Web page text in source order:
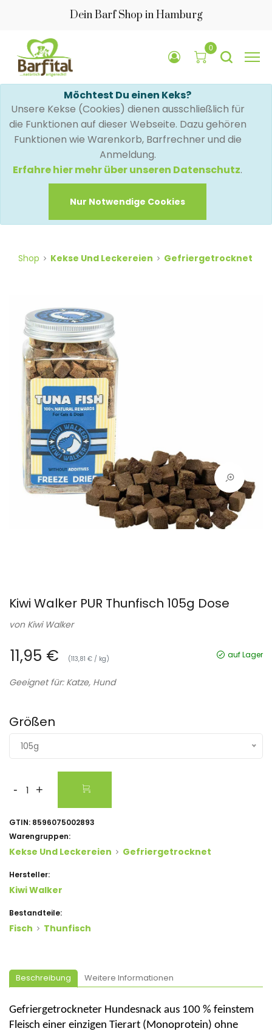
Dein Barf Shop in Hamburg
0
Möchtest Du einen Keks?
Unsere Kekse (Cookies) dienen ausschließlich für
die Funktionen auf dieser Webseite. Dazu gehören
Funktionen wie Warenkorb, Barfrechner und die
Anmeldung.
Erfahre hier mehr über unseren Datenschutz.
Nur Notwendige Cookies
Shop Kekse Und Leckereien Gefriergetrocknet
Kiwi Walker PUR Thunfisch 105g Dose
von Kiwi Walker
11,95 € (113,81 € / kg) auf Lager
Geeignet für: Katze, Hund
Größen
105g
- +
GTIN: 8596075002893
Warengruppen:
Kekse Und Leckereien Gefriergetrocknet
Hersteller:
Kiwi Walker
Bestandteile:
Fisch Thunfisch
Beschreibung Weitere Informationen
Gefriergetrockneter Hundesnack aus 100 % feinstem
Fleisch einer einzigen Tierart (Monoprotein) ohne